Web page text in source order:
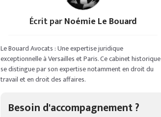
Écrit parNoémie Le Bouard
Le Bouard Avocats : Une expertise juridique
exceptionnelle à Versailles et Paris. Ce cabinet historique
se distingue par son expertise notamment en droit du
travail et en droit des affaires.
Besoin d'accompagnement ?